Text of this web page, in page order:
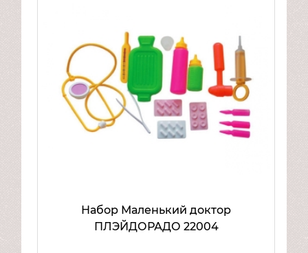
Набор Маленький доктор
ПЛЭЙДОРАДО 22004